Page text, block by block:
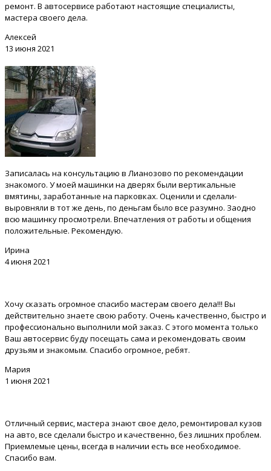
ремонт. В автосервисе работают настоящие специалисты,
мастера своего дела.
Алексей
13 июня 2021
Записалась на консультацию в Лианозово по рекомендации
знакомого. У моей машинки на дверях были вертикальные
вмятины, заработанные на парковках. Оценили и сделали-
выровняли в тот же день, по деньгам было все разумно. Заодно
всю машинку просмотрели. Впечатления от работы и общения
положительные. Рекомендую.
Ирина
4 июня 2021
Хочу сказать огромное спасибо мастерам своего дела!!! Вы
действительно знаете свою работу. Очень качественно, быстро и
профессионально выполнили мой заказ. С этого момента только
Ваш автосервис буду посещать сама и рекомендовать своим
друзьям и знакомым. Спасибо огромное, ребят.
Мария
1 июня 2021
Отличный сервис, мастера знают свое дело, ремонтировал кузов
на авто, все сделали быстро и качественно, без лишних проблем.
Приемлемые цены, всегда в наличии есть все необходимое.
Спасибо вам.